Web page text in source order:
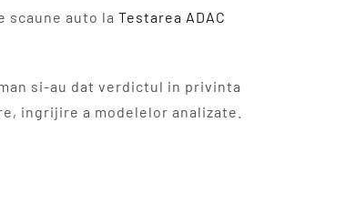
auto la Testarea ADAC
si-au dat verdictul in privinta
ingrijire a modelelor analizate.